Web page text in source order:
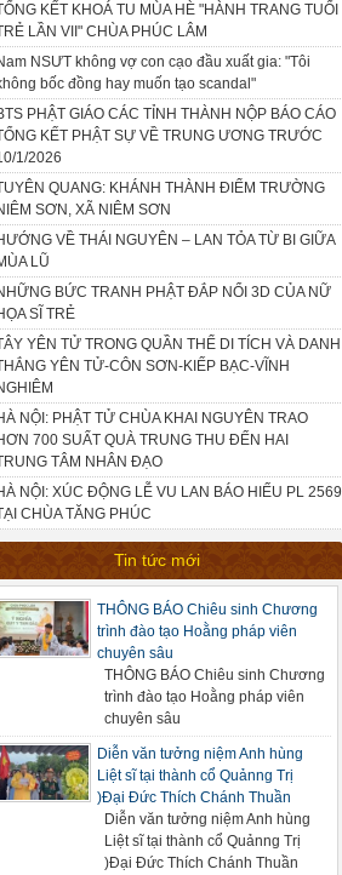
KẾT KHOÁ TU MÙA HÈ "HÀNH TRANG TUỔI
LẦN VII" CHÙA PHÚC LÂM
NSƯT không vợ con cạo đầu xuất gia: "Tôi
bốc đồng hay muốn tạo scandal"
PHẬT GIÁO CÁC TỈNH THÀNH NỘP BÁO CÁO
KẾT PHẬT SỰ VỀ TRUNG ƯƠNG TRƯỚC
1/2026
QUANG: KHÁNH THÀNH ĐIỂM TRƯỜNG
SƠN, XÃ NIÊM SƠN
VỀ THÁI NGUYÊN – LAN TỎA TỪ BI GIỮA
LŨ
BỨC TRANH PHẬT ĐẮP NỔI 3D CỦA NỮ
SĨ TRẺ
YÊN TỬ TRONG QUẦN THỂ DI TÍCH VÀ DANH
YÊN TỬ-CÔN SƠN-KIẾP BẠC-VĨNH
NỘI: PHẬT TỬ CHÙA KHAI NGUYÊN TRAO
700 SUẤT QUÀ TRUNG THU ĐẾN HAI
TÂM NHÂN ĐẠO
NỘI: XÚC ĐỘNG LỄ VU LAN BÁO HIẾU PL 2569
CHÙA TĂNG PHÚC
Tin tức mới
THÔNG BÁO Chiêu sinh Chương
trình đào tạo Hoằng pháp viên
chuyên sâu
THÔNG BÁO Chiêu sinh Chương
trình đào tạo Hoằng pháp viên
chuyên sâu
Diễn văn tưởng niệm Anh hùng
Liệt sĩ tại thành cổ Quảnng Trị
)Đại Đức Thích Chánh Thuần
Diễn văn tưởng niệm Anh hùng
Liệt sĩ tại thành cổ Quảnng Trị
)Đại Đức Thích Chánh Thuần